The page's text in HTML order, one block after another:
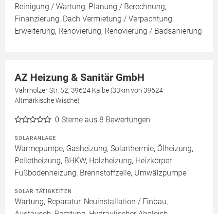
Reinigung / Wartung, Planung / Berechnung,
Finanzierung, Dach Vermietung / Verpachtung,
Erweiterung, Renovierung, Renovierung / Badsanierung
AZ Heizung & Sanitär GmbH
Vahrholzer Str. 52, 39624 Kalbe (33km von 39624
Altmärkische Wische)
0 Sterne aus 8 Bewertungen
SOLARANLAGE
Wärmepumpe, Gasheizung, Solarthermie, Ölheizung,
Pelletheizung, BHKW, Holzheizung, Heizkörper,
Fußbodenheizung, Brennstoffzelle, Umwälzpumpe
SOLAR TÄTIGKEITEN
Wartung, Reparatur, Neuinstallation / Einbau,